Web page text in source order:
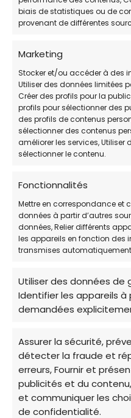
biais de statistiques ou de
provenant de différentes
Marketing
Stocker et/ou accéder à des
Utiliser des données limitées
Créer des profils pour la
profils pour sélectionner des
des profils de contenus
sélectionner des contenus
améliorer les services, Utiliser
sélectionner le contenu.
Fonctionnalités
Mettre en correspondance et
données à partir d’autres
données, Relier différents
les appareils en fonction des
transmises automatiquement.
Utiliser des données de
Identifier les appareils
demandées
Assurer la sécurité,
détecter la fraude et
erreurs, Fournir et
publicités et du
et communiquer les
de confidentialité.
marketing et
≫Liste
Soins
Trouver des soins
son animal de
une préoccupation
nombreux